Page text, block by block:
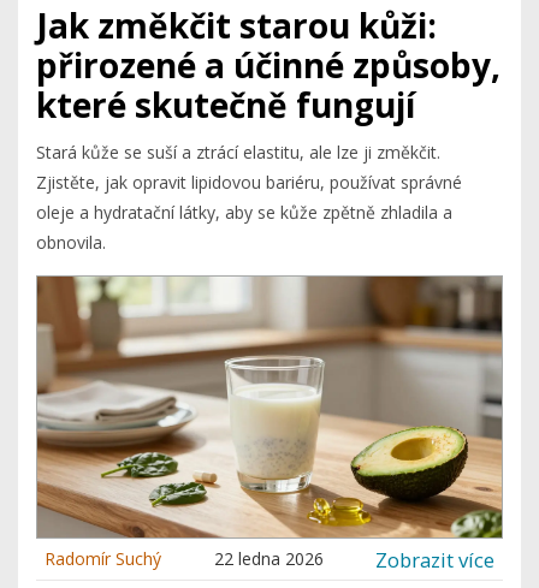
Jak změkčit starou kůži:
přirozené a účinné způsoby,
které skutečně fungují
Stará kůže se suší a ztrácí elastitu, ale lze ji změkčit.
Zjistěte, jak opravit lipidovou bariéru, používat správné
oleje a hydratační látky, aby se kůže zpětně zhladila a
obnovila.
Radomír Suchý 22 ledna 2026 Zobrazit více